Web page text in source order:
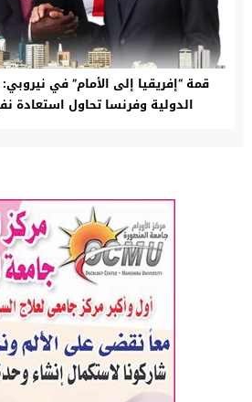
قمة “إفريقيا إلى الأمام” في
الدولية وفرنسا تحاول استعادة